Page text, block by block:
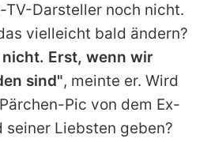
Darsteller noch nicht.
vielleicht bald ändern?
Erst, wenn wir
sind", meinte er. Wird
Pic von dem Ex-
seiner Liebsten geben?